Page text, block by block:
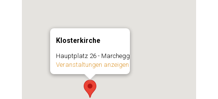
Klosterkirche
Hauptplatz 26 - Marchegg
Veranstaltungen anzeigen